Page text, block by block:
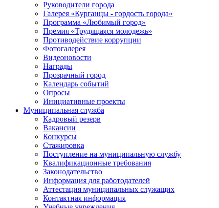
Руководители города
Галерея «Курганцы - гордость города»
Программа «Любимый город»
Премия «Трудящаяся молодежь»
Противодействие коррупции
Фотогалерея
Видеоновости
Награды
Прозрачный город
Календарь событий
Опросы
Инициативные проекты
Муниципальная служба
Кадровый резерв
Вакансии
Конкурсы
Стажировка
Поступление на муниципальную службу
Квалификационные требования
Законодательство
Информация для работодателей
Аттестация муниципальных служащих
Контактная информация